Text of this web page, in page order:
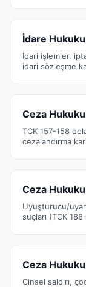
İdare Hukuku
İdari işlemler,
idari sözleşme
Ceza Hukuku
TCK 157-158
cezalandırma
Ceza
Uyuşturucu/
suçları (TCK
Ceza
Cinsel saldırı,